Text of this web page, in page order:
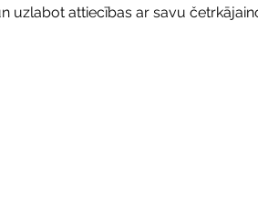
uzlabot attiecības ar savu